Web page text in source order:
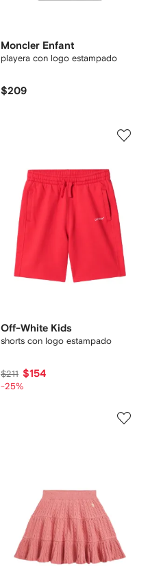
Moncler Enfant
playera con logo estampado
$209
Off-White Kids
shorts con logo estampado
$211 $154
-25%